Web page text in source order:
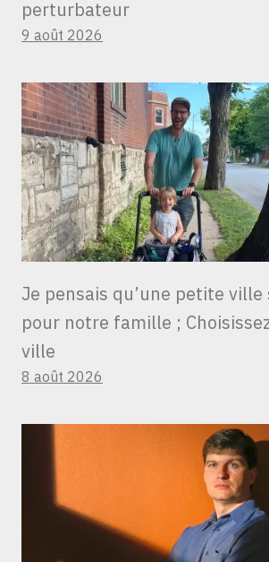
perturbateur
9 août 2026
Je pensais qu’une petite
pour notre famille ;
ville
8 août 2026